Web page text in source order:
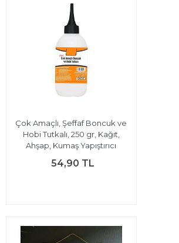
Çok Amaçlı, Şeffaf Boncuk ve
Hobi Tutkalı, 250 gr, Kağıt,
Ahşap, Kumaş Yapıştırıcı
54,90 TL